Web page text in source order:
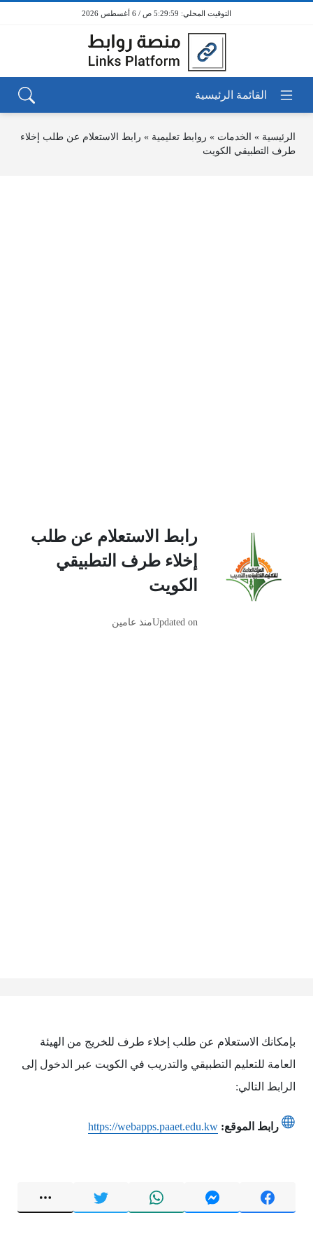
5:29:59 ص / 6 أغسطس 2026
الرئيسية » الخدمات » روابط تعليمية » رابط الاستعلام عن طلب إخلاء
طرف التطبيقي الكويت
رابط الاستعلام عن طلب
إخلاء طرف التطبيقي
الكويت
Updated onمنذ عامين
بإمكانك الاستعلام عن طلب إخلاء طرف للخريج من الهيئة
العامة للتعليم التطبيقي والتدريب في الكويت عبر الدخول إلى
الرابط التالي:
رابط الموقع: https://webapps.paaet.edu.kw